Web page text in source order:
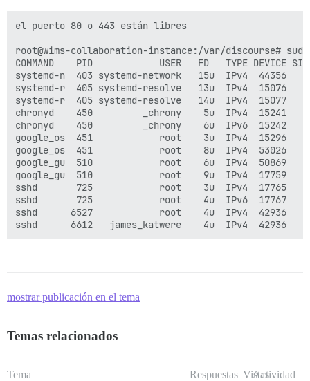
el puerto 80 o 443 están libres
root@wims-collaboration-instance:/var/discourse#
COMMAND    PID            USER   FD   TYPE DEVICE SIZE/
systemd-n  403 systemd-network   15u  IPv4  44356
systemd-r  405 systemd-resolve   13u  IPv4  15076
systemd-r  405 systemd-resolve   14u  IPv4  15077
chronyd    450         _chrony    5u  IPv4  15241
chronyd    450         _chrony    6u  IPv6  15242
google_os  451            root    3u  IPv4  15296      0t0
google_os  451            root    8u  IPv4  53026      0t0
google_gu  510            root    6u  IPv4  50869      0t0
google_gu  510            root    9u  IPv4  17759      0t0
sshd       725            root    3u  IPv4  17765
sshd       725            root    4u  IPv6  17767
sshd      6527            root    4u  IPv4  42936      0t0
mostrar publicación en el tema
Temas relacionados
Tema Respuestas Vistas
Actividad